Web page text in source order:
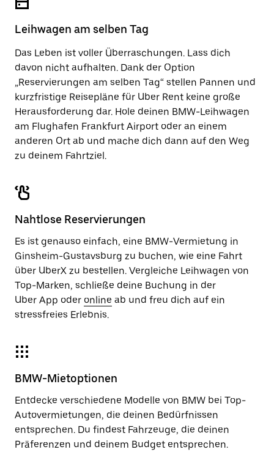
den
Kalender
zu
Leihwagen am selben Tag
Das Leben ist voller Überraschungen. Lass dich
davon nicht aufhalten. Dank der Option
„Reservierungen am selben Tag“ stellen Pannen und
kurzfristige Reisepläne für Uber Rent keine große
Herausforderung dar. Hole deinen BMW-Leihwagen
am Flughafen Frankfurt Airport oder an einem
anderen Ort ab und mache dich dann auf den Weg
zu deinem Fahrtziel.
Nahtlose Reservierungen
Es ist genauso einfach, eine BMW-Vermietung in
Ginsheim-Gustavsburg zu buchen, wie eine Fahrt
über UberX zu bestellen. Vergleiche Leihwagen von
Top-Marken, schließe deine Buchung in der
Uber App oder online ab und freu dich auf ein
stressfreies Erlebnis.
BMW-Mietoptionen
Entdecke verschiedene Modelle von BMW bei Top-
Autovermietungen, die deinen Bedürfnissen
entsprechen. Du findest Fahrzeuge, die deinen
Präferenzen und deinem Budget entsprechen.